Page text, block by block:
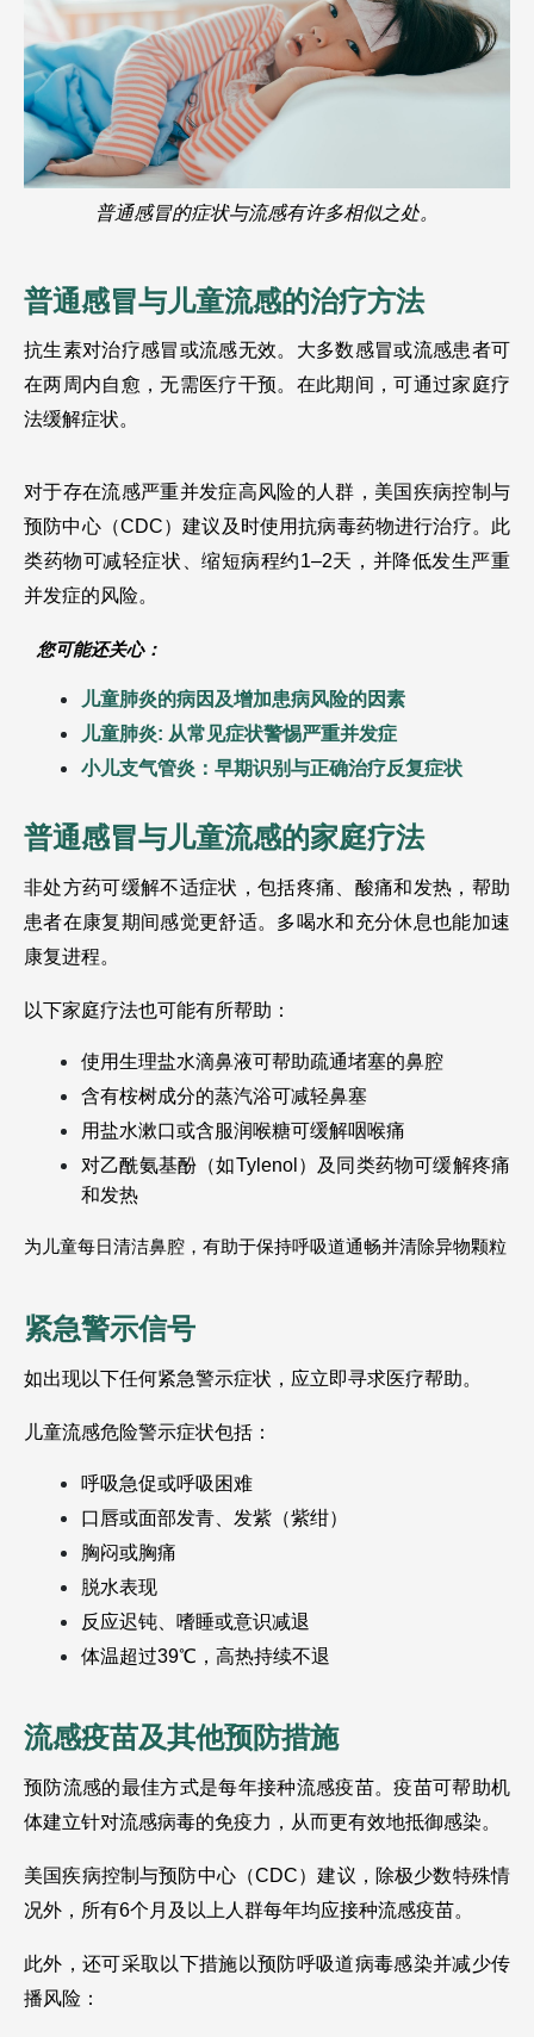
普通感冒的症状与流感有许多相似之处。
普通感冒与儿童流感的治疗方法
抗生素对治疗感冒或流感无效。大多数感冒或流感患者可
在两周内自愈，无需医疗干预。在此期间，可通过家庭疗
法缓解症状。
对于存在流感严重并发症高风险的人群，美国疾病控制与
预防中心（CDC）建议及时使用抗病毒药物进行治疗。此
类药物可减轻症状、缩短病程约1–2天，并降低发生严重
并发症的风险。
您可能还关心：
儿童肺炎的病因及增加患病风险的因素
儿童肺炎: 从常见症状警惕严重并发症
小儿支气管炎：早期识别与正确治疗反复症状
普通感冒与儿童流感的家庭疗法
非处方药可缓解不适症状，包括疼痛、酸痛和发热，帮助
患者在康复期间感觉更舒适。多喝水和充分休息也能加速
康复进程。
以下家庭疗法也可能有所帮助：
使用生理盐水滴鼻液可帮助疏通堵塞的鼻腔
含有桉树成分的蒸汽浴可减轻鼻塞
用盐水漱口或含服润喉糖可缓解咽喉痛
对乙酰氨基酚（如Tylenol）及同类药物可缓解疼痛
和发热
为儿童每日清洁鼻腔，有助于保持呼吸道通畅并清除异物颗粒
紧急警示信号
如出现以下任何紧急警示症状，应立即寻求医疗帮助。
儿童流感危险警示症状包括：
呼吸急促或呼吸困难
口唇或面部发青、发紫（紫绀）
胸闷或胸痛
脱水表现
反应迟钝、嗜睡或意识减退
体温超过39℃，高热持续不退
流感疫苗及其他预防措施
预防流感的最佳方式是每年接种流感疫苗。疫苗可帮助机
体建立针对流感病毒的免疫力，从而更有效地抵御感染。
美国疾病控制与预防中心（CDC）建议，除极少数特殊情
况外，所有6个月及以上人群每年均应接种流感疫苗。
此外，还可采取以下措施以预防呼吸道病毒感染并减少传
播风险：